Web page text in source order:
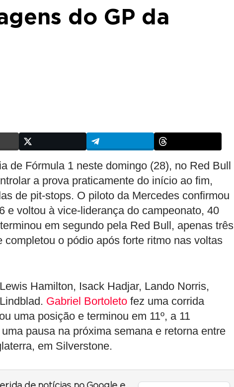
do GP da
de Fórmula 1 neste domingo (28), no Red Bull
a prova praticamente do início ao fim,
de pit-stops. O piloto da Mercedes confirmou
e voltou à vice-liderança do campeonato, 40
em segundo pela Red Bull, apenas três
o pódio após forte ritmo nas voltas
Hamilton, Isack Hadjar, Lando Norris,
Gabriel Bortoleto fez uma corrida
uma posição e terminou em 11º, a 11
pausa na próxima semana e retorna entre
em Silverstone.